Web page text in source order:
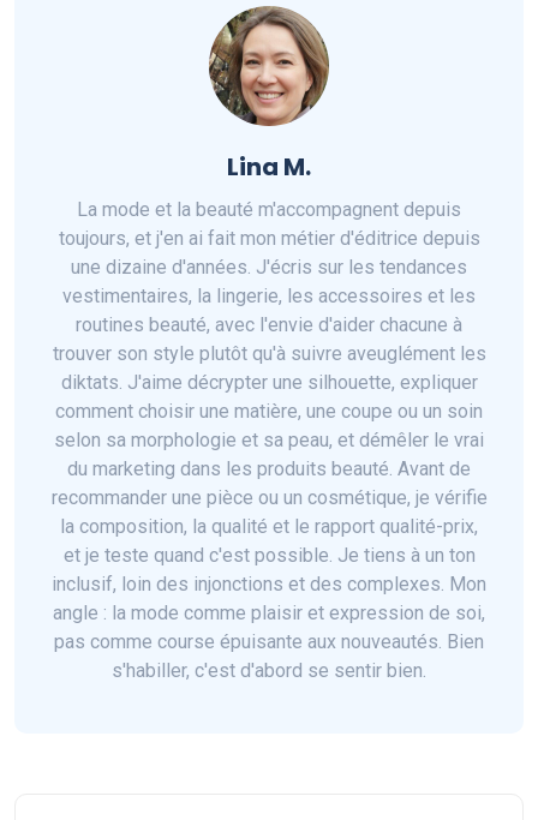
Lina M.
La mode et la beauté m'accompagnent depuis
toujours, et j'en ai fait mon métier d'éditrice depuis
une dizaine d'années. J'écris sur les tendances
vestimentaires, la lingerie, les accessoires et les
routines beauté, avec l'envie d'aider chacune à
trouver son style plutôt qu'à suivre aveuglément les
diktats. J'aime décrypter une silhouette, expliquer
comment choisir une matière, une coupe ou un soin
selon sa morphologie et sa peau, et démêler le vrai
du marketing dans les produits beauté. Avant de
recommander une pièce ou un cosmétique, je vérifie
la composition, la qualité et le rapport qualité-prix,
et je teste quand c'est possible. Je tiens à un ton
inclusif, loin des injonctions et des complexes. Mon
angle : la mode comme plaisir et expression de soi,
pas comme course épuisante aux nouveautés. Bien
s'habiller, c'est d'abord se sentir bien.